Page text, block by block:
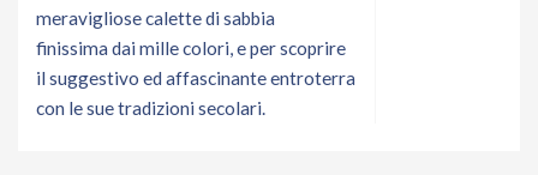
meravigliose calette di sabbia
finissima dai mille colori, e per scoprire
il suggestivo ed affascinante entroterra
con le sue tradizioni secolari.